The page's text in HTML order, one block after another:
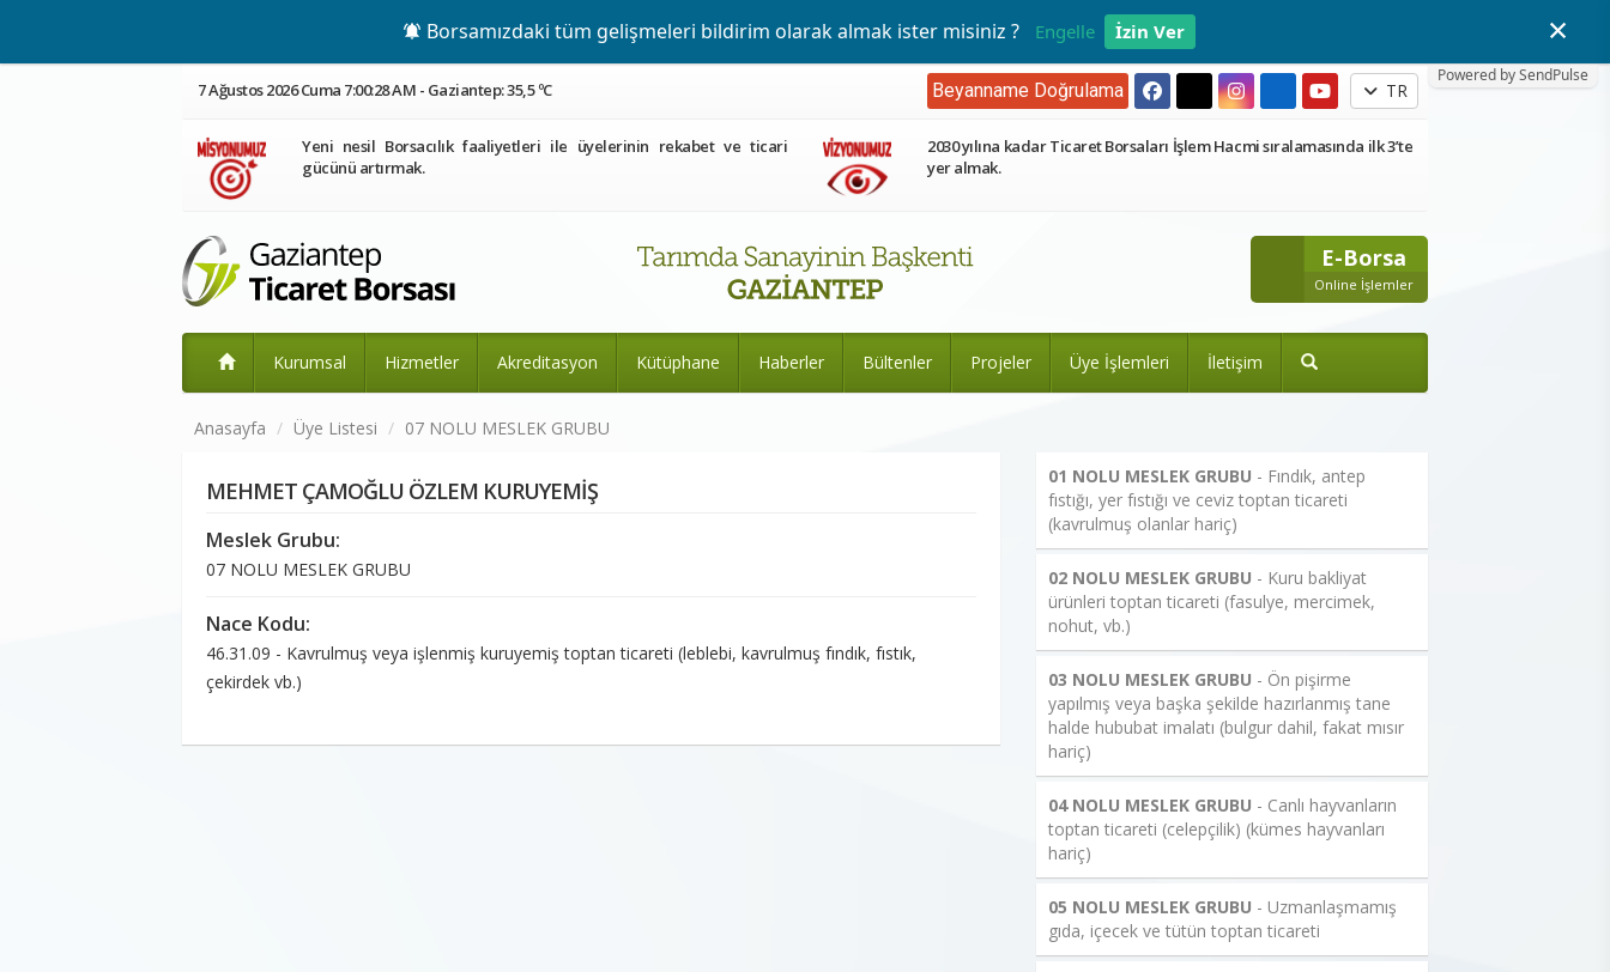
Borsamızdaki tüm gelişmeleri bildirim olarak almak ister misiniz ? Engelle İzin Ver
Powered by SendPulse
×
7 Ağustos 2026 Cuma 7:00:29 AM - Gaziantep: 35,5 ºC TR
Beyanname Doğrulama
Yeni nesil Borsacılık faaliyetleri ile üyelerinin rekabet ve ticari
gücünü artırmak.
2030 yılına kadar Ticaret Borsaları İşlem Hacmi sıralamasında ilk 3’te
yer almak.
E-Borsa
Online İşlemler
Kurumsal Hizmetler Akreditasyon Kütüphane Haberler Bültenler Projeler Üye İşlemleri İletişim
Anasayfa Üye Listesi 07 NOLU MESLEK GRUBU
MEHMET ÇAMOĞLU ÖZLEM KURUYEMİŞ
Meslek Grubu:
07 NOLU MESLEK GRUBU
Nace Kodu:
46.31.09 - Kavrulmuş veya işlenmiş kuruyemiş toptan ticareti (leblebi, kavrulmuş fındık, fıstık,
çekirdek vb.)
01 NOLU MESLEK GRUBU - Fındık, antep
fıstığı, yer fıstığı ve ceviz toptan ticareti
(kavrulmuş olanlar hariç)
02 NOLU MESLEK GRUBU - Kuru bakliyat
ürünleri toptan ticareti (fasulye, mercimek,
nohut, vb.)
03 NOLU MESLEK GRUBU - Ön pişirme
yapılmış veya başka şekilde hazırlanmış tane
halde hububat imalatı (bulgur dahil, fakat mısır
hariç)
04 NOLU MESLEK GRUBU - Canlı hayvanların
toptan ticareti (celepçilik) (kümes hayvanları
hariç)
05 NOLU MESLEK GRUBU - Uzmanlaşmamış
gıda, içecek ve tütün toptan ticareti